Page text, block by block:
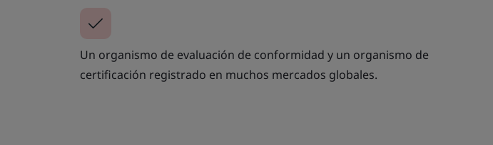
Un organismo de evaluación de conformidad y un organismo de
certificación registrado en muchos mercados globales.